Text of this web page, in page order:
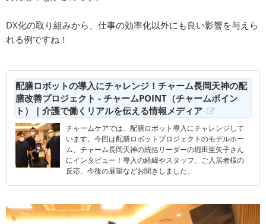
DX化の取り組みから、仕事の効率化以外にも良い影響を与えら
れる例ですね！
配膳ロボットの導入にチャレンジ！チャーム長岡天神の配
膳改善プロジェクト - チャームPOINT（チャームポイン
ト）｜介護で働くリアルを伝える情報メディア
チャームケアでは、配膳ロボット導入にチャレンジして
います。今回は配膳ロボットプロジェクトのモデルホー
ム、チャーム長岡天神の統括リーダーの堀田亜矢子さん
にインタビュー！導入の経緯やスタッフ、ご入居者様の
反応、今後の展望などお聞きしました。